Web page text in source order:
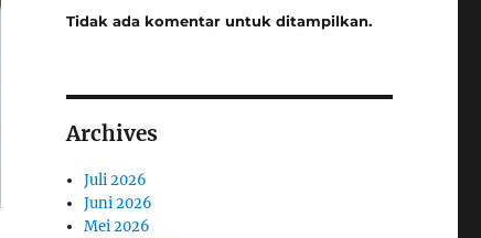
Tidak ada komentar untuk ditampilkan.
Archives
Juli 2026
Juni 2026
Mei 2026